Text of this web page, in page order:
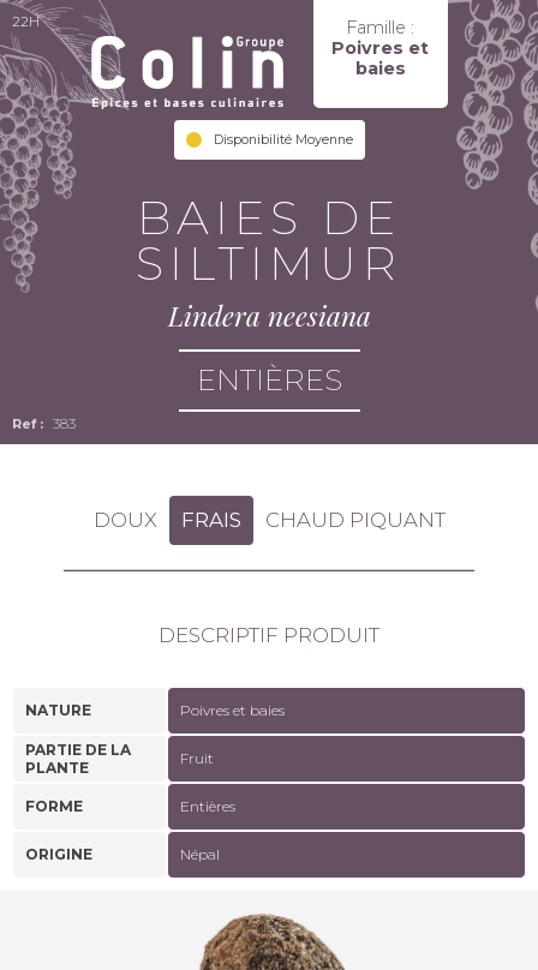
Famille :
Poivres et
baies
Disponibilité Moyenne
22H
383
BAIES DE
SILTIMUR
Lindera neesiana
ENTIÈRES
DOUX FRAIS CHAUD PIQUANT
DESCRIPTIF PRODUIT
NATURE Poivres et baies
PARTIE DE LA
PLANTE
Fruit
FORME Entières
ORIGINE Népal